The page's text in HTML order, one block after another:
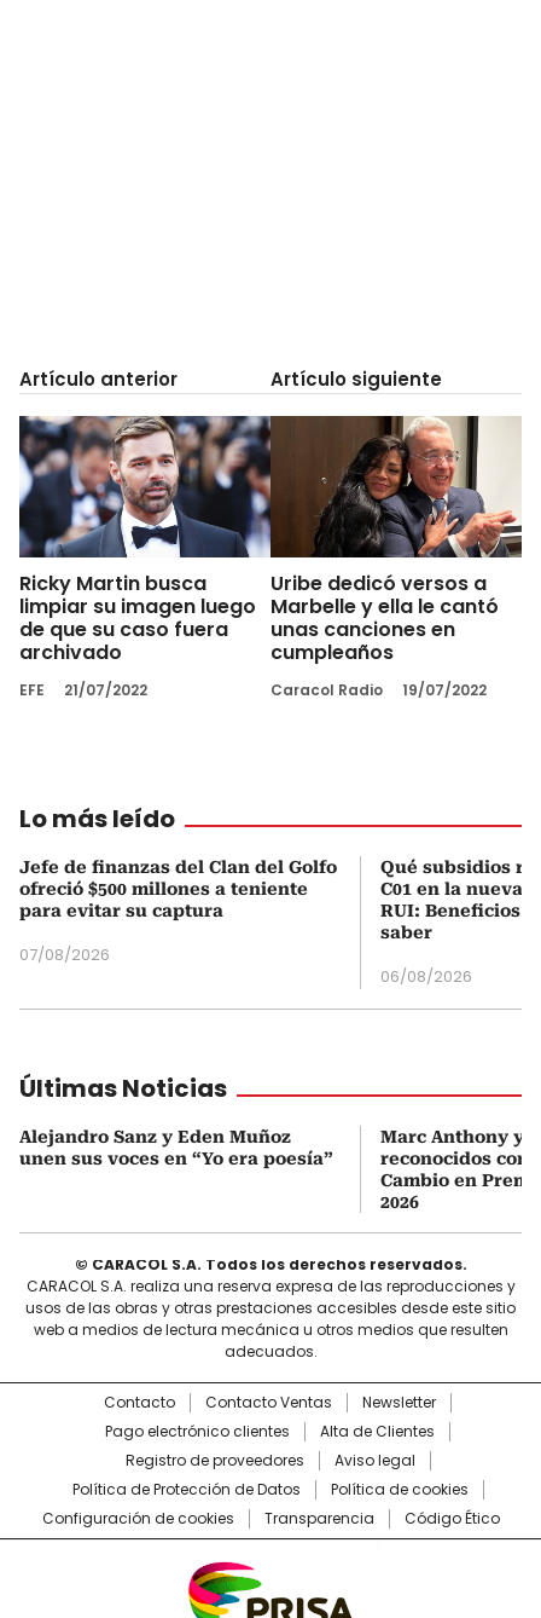
Artículo anterior
Ricky Martin busca
limpiar su imagen luego
de que su caso fuera
archivado
EFE 21/07/2022
Artículo siguiente
Uribe dedicó versos a
Marbelle y ella le cantó
unas canciones en
cumpleaños
Caracol Radio 19/07/2022
Lo más leído
Jefe de finanzas del Clan del Golfo
ofreció $500 millones a teniente
para evitar su captura
07/08/2026
Qué subsidios
C01 en la nueva
RUI: Beneficios
saber
06/08/2026
Últimas Noticias
Alejandro Sanz y Eden Muñoz
unen sus voces en “Yo era poesía”
Marc Anthony y
reconocidos
Cambio en
2026
© CARACOL S.A. Todos los derechos reservados.
CARACOL S.A. realiza una reserva expresa de las reproducciones y
usos de las obras y otras prestaciones accesibles desde este sitio
web a medios de lectura mecánica u otros medios que resulten
adecuados.
Contacto Contacto Ventas
Newsletter
Pago electrónico clientes
Alta de Clientes
Registro de proveedores
Aviso legal
Política de Protección de Datos
Política de cookies
Configuración de cookies
Transparencia Código Ético